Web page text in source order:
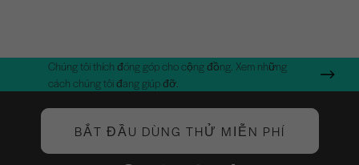
Chúng tôi thích đóng góp cho cộng đồng. Xem những
cách chúng tôi đang giúp đỡ.
BẮT ĐẦU DÙNG THỬ MIỄN PHÍ